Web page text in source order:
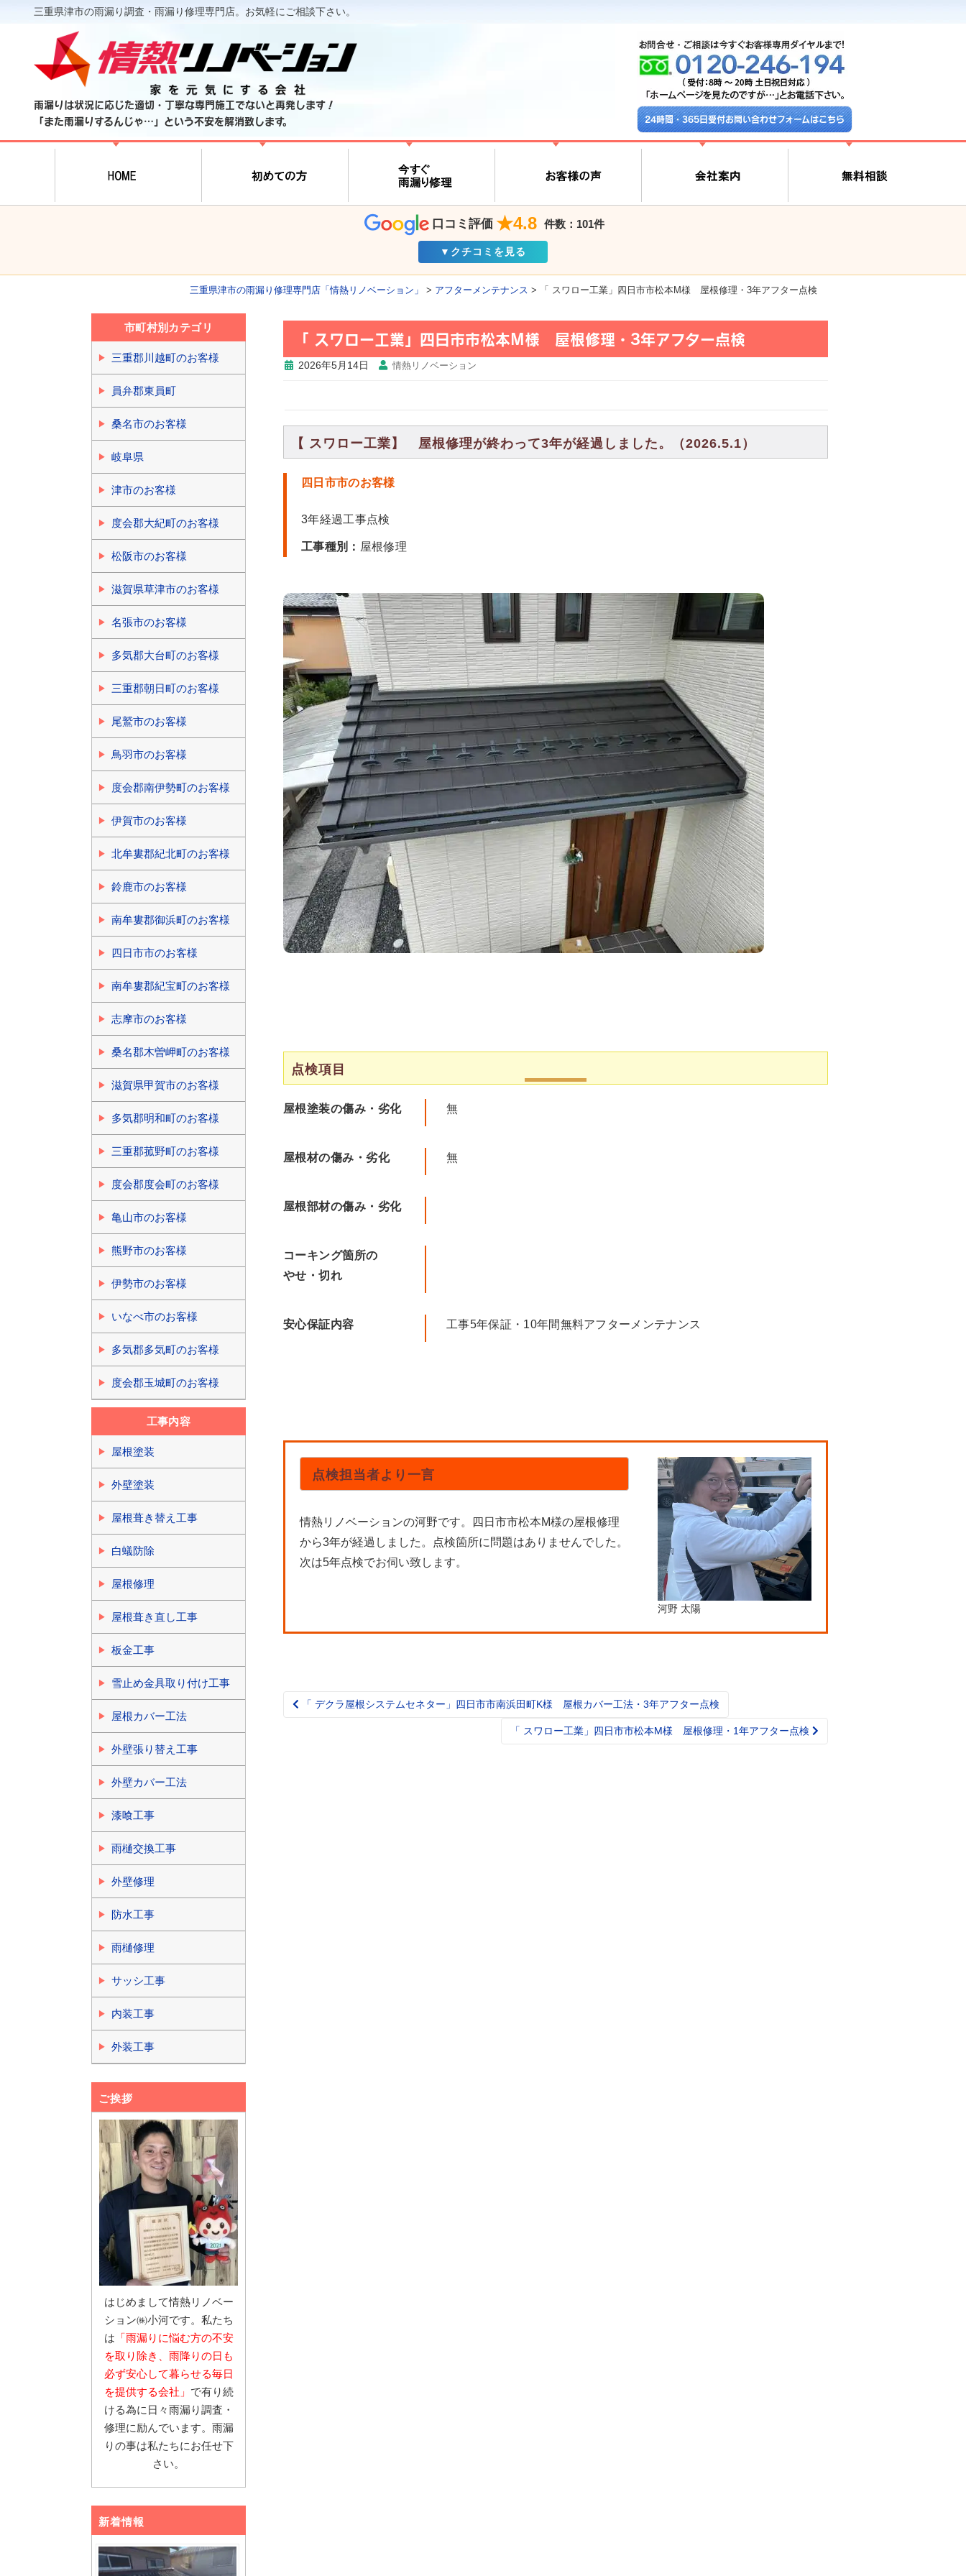
三重県津市の雨漏り調査・雨漏り修理専門店。お気軽にご相談下さい。
雨漏りは状況に応じた適切・丁寧な専門施工でないと再発します！
「また雨漏りするんじゃ…」という不安を解消致します。
24時間・365日受付お問い合わせフォームはこちら
口コミ評価 ★4.8 件数：101件
▼クチコミを見る
三重県津市の雨漏り修理専門店「情熱リノベーション」 > アフターメンテナンス > 「 スワロー工業」四日市市松本M様 屋根修理・3年アフター点検
「 スワロー工業」四日市市松本M様 屋根修理・3年アフター点検
2026年5月14日 情熱リノベーション
【 スワロー工業】 屋根修理が終わって3年が経過しました。（2026.5.1）
四日市市のお客様
3年経過工事点検
工事種別： 屋根修理
点検項目
屋根塗装の傷み・劣化 無
屋根材の傷み・劣化 無
屋根部材の傷み・劣化
コーキング箇所の
やせ・切れ
安心保証内容 工事5年保証・10年間無料アフターメンテナンス
点検担当者より一言
情熱リノベーションの河野です。四日市市松本M様の屋根修理
から3年が経過しました。点検箇所に問題はありませんでした。
次は5年点検でお伺い致します。
河野 太陽
Post
「 デクラ屋根システムセネター」四日市市南浜田町K様 屋根カバー工法・3年アフター点検
「 スワロー工業」四日市市松本M様 屋根修理・1年アフター点検
市町村別カテゴリ
三重郡川越町のお客様
員弁郡東員町
桑名市のお客様
岐阜県
津市のお客様
度会郡大紀町のお客様
松阪市のお客様
滋賀県草津市のお客様
名張市のお客様
多気郡大台町のお客様
三重郡朝日町のお客様
尾鷲市のお客様
鳥羽市のお客様
度会郡南伊勢町のお客様
伊賀市のお客様
北牟婁郡紀北町のお客様
鈴鹿市のお客様
南牟婁郡御浜町のお客様
四日市市のお客様
南牟婁郡紀宝町のお客様
志摩市のお客様
桑名郡木曽岬町のお客様
滋賀県甲賀市のお客様
多気郡明和町のお客様
三重郡菰野町のお客様
度会郡度会町のお客様
亀山市のお客様
熊野市のお客様
伊勢市のお客様
いなべ市のお客様
多気郡多気町のお客様
度会郡玉城町のお客様
工事内容
屋根塗装
外壁塗装
屋根葺き替え工事
白蟻防除
屋根修理
屋根葺き直し工事
板金工事
雪止め金具取り付け工事
屋根カバー工法
外壁張り替え工事
外壁カバー工法
漆喰工事
雨樋交換工事
外壁修理
防水工事
雨樋修理
サッシ工事
内装工事
外装工事
ご挨拶
はじめまして情熱リノベー
ション㈱小河です。私たち
は 「雨漏りに悩む方の不安
を取り除き、雨降りの日も
必ず安心して暮らせる毎日
を提供する会社」 で有り続
ける為に日々雨漏り調査・
修理に励んでいます。雨漏
りの事は私たちにお任せ下
さい。
新着情報